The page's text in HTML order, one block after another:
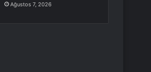
Ağustos 7, 2026